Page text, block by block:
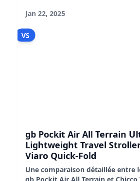
leurs performances et leur
Jan 22, 2025
VS
gb Pockit Air All Terrain
Lightweight Travel
Viaro Quick-Fold
Une comparaison détaillée entre